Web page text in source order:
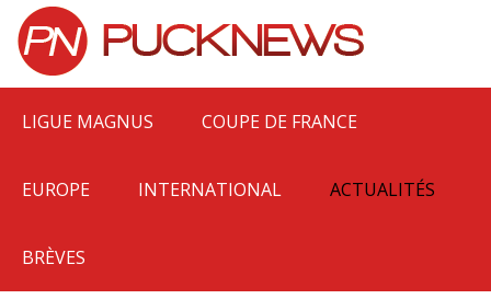
LIGUE MAGNUS COUPE DE FRANCE
EUROPE INTERNATIONAL ACTUALITÉS
BRÈVES